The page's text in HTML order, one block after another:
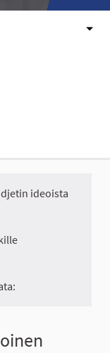
ideoista